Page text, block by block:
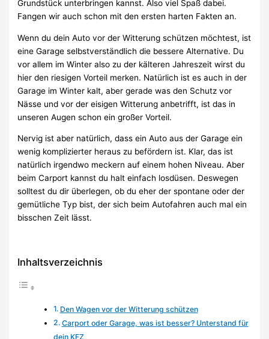
Grundstück unterbringen kannst. Also viel Spaß dabei.
Fangen wir auch schon mit den ersten harten Fakten an.
Wenn du dein Auto vor der Witterung schützen möchtest, ist
eine Garage selbstverständlich die bessere Alternative. Du
vor allem im Winter also zu der kälteren Jahreszeit wirst du
hier den riesigen Vorteil merken. Natürlich ist es auch in der
Garage im Winter kalt, aber gerade was den Schutz vor
Nässe und vor der eisigen Witterung anbetrifft, ist das in
unseren Augen schon ein großer Vorteil.
Nervig ist aber natürlich, dass ein Auto aus der Garage ein
wenig komplizierter heraus zu befördern ist. Klar, das ist
natürlich irgendwo meckern auf einem hohen Niveau. Aber
beim Carport kannst du halt einfach losdüsen. Deswegen
solltest du dir überlegen, ob du eher der spontane oder der
gemütliche Typ bist, der sich beim Autofahren auch mal ein
bisschen Zeit lässt.
Inhaltsverzeichnis
Den Wagen vor der Witterung schützen
Carport oder Garage, was ist besser? Unterstand für
dein KFZ